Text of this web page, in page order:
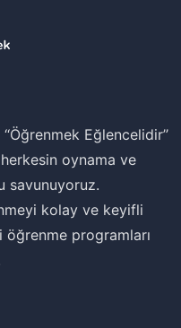
Eğlencelidir’’
oynama ve
savunuyoruz.
kolay ve keyifli
programları